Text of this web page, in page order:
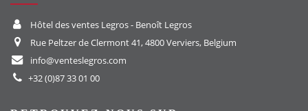
Hôtel des ventes Legros - Benoît Legros
Rue Peltzer de Clermont 41, 4800 Verviers, Belgium
info@venteslegros.com
+32 (0)87 33 01 00